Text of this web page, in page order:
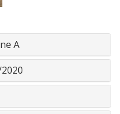
A